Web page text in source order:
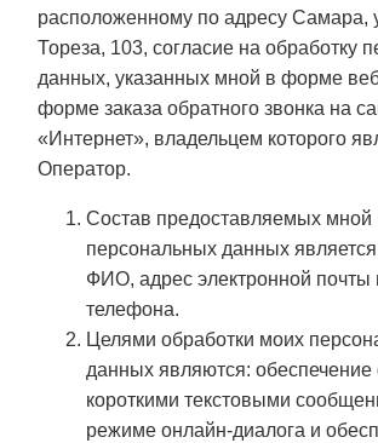
расположенному по адресу Самара,
Тореза, 103, согласие на обработку
данных, указанных мной в форме
форме заказа обратного звонка на
«Интернет», владельцем которого
Оператор.
Состав предоставляемых мной
персональных данных
ФИО, адрес электронной почты
телефона.
Целями обработки моих
данных являются:
короткими текстовыми
режиме онлайн-диалога и